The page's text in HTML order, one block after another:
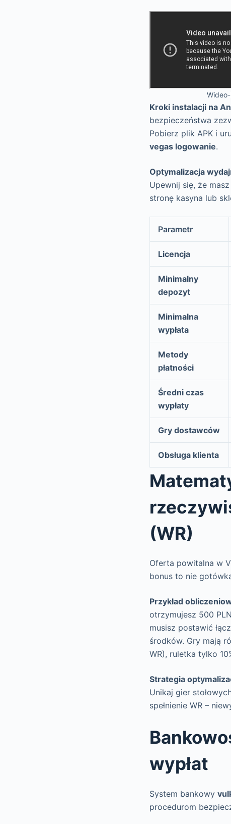
Kroki instalacji na
bezpieczeństwa
Pobierz plik APK i
vegas logowanie.
Optymalizacja
Upewnij się, że
stronę kasyna lub
Parametr
Licencja
Minimalny
depozyt
Minimalna
wypłata
Metody
płatności
Średni czas
wypłaty
Gry dostawców
Obsługa klienta
(WR)
Oferta powitalna w
bonus to nie
Przykład
otrzymujesz 500
musisz postawić
środków. Gry mają
WR), ruletka tylko
Strategia
Unikaj gier
spełnienie WR –
wypłat
System bankowy
procedurom